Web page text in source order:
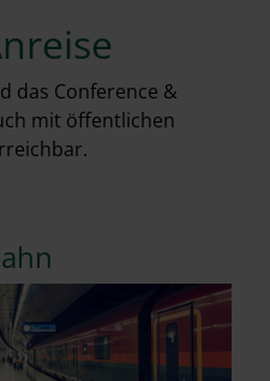
das Conference &
mit öffentlichen